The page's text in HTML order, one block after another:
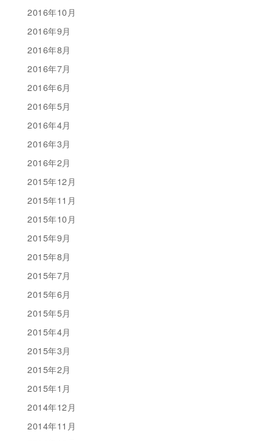
2016年10月
2016年9月
2016年8月
2016年7月
2016年6月
2016年5月
2016年4月
2016年3月
2016年2月
2015年12月
2015年11月
2015年10月
2015年9月
2015年8月
2015年7月
2015年6月
2015年5月
2015年4月
2015年3月
2015年2月
2015年1月
2014年12月
2014年11月